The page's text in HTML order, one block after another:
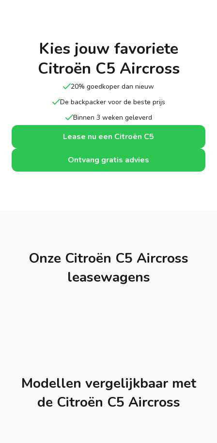
Kies jouw favoriete
Citroën C5 Aircross
20% goedkoper dan nieuw
De backpacker voor de beste prijs
Binnen 3 weken geleverd
Lease nu een Citroën C5
Ontvang gratis advies
Onze Citroën C5 Aircross
leasewagens
Modellen vergelijkbaar met
de Citroën C5 Aircross